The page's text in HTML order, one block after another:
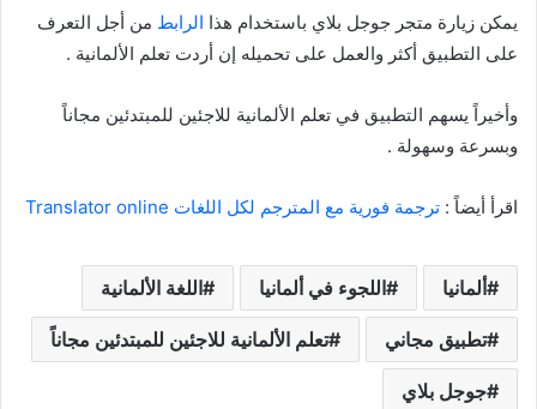
يمكن زيارة متجر جوجل بلاي باستخدام هذا الرابط من أجل التعرف
على التطبيق أكثر والعمل على تحميله إن أردت تعلم الألمانية .
وأخيراً يسهم التطبيق في تعلم الألمانية للاجئين للمبتدئين مجاناً
وبسرعة وسهولة .
اقرأ أيضاً : ترجمة فورية مع المترجم لكل اللغات Translator online
ألمانيا اللجوء في ألمانيا اللغة الألمانية
تطبيق مجاني تعلم الألمانية للاجئين للمبتدئين مجاناً
جوجل بلاي